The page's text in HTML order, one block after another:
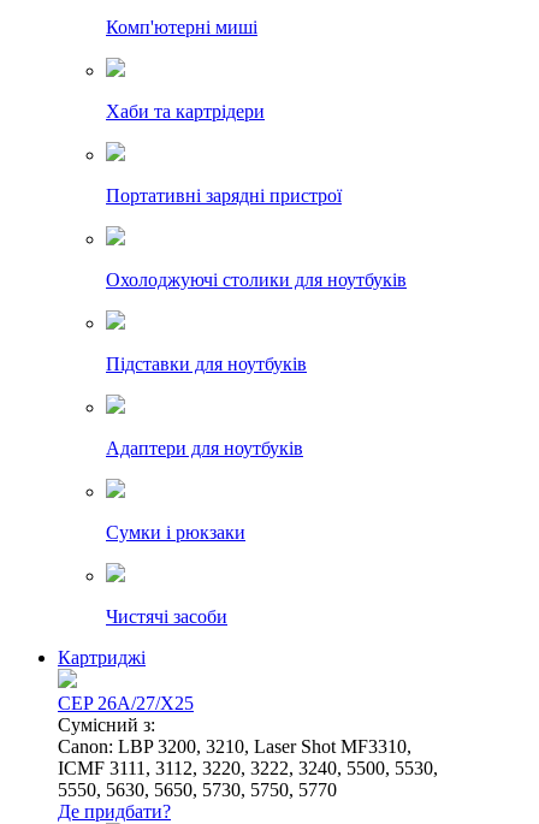
Комп'ютерні миші
Хаби та картрідери
Портативні зарядні пристрої
Охолоджуючі столики для ноутбуків
Підставки для ноутбуків
Адаптери для ноутбуків
Сумки і рюкзаки
Чистячі засоби
Картриджі
CEP 26A/27/X25
Сумісний з:
Canon: LBP 3200, 3210, Laser Shot MF3310,
ICMF 3111, 3112, 3220, 3222, 3240, 5500, 5530,
5550, 5630, 5650, 5730, 5750, 5770
Де придбати?